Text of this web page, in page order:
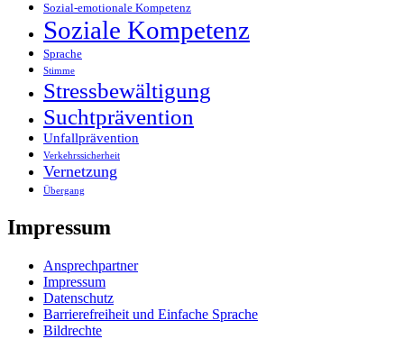
Sozial-emotionale Kompetenz
Soziale Kompetenz
Sprache
Stimme
Stressbewältigung
Suchtprävention
Unfallprävention
Verkehrssicherheit
Vernetzung
Übergang
Impressum
Ansprech­partner
Impressum
Datenschutz
Barrierefreiheit und Einfache Sprache
Bildrechte